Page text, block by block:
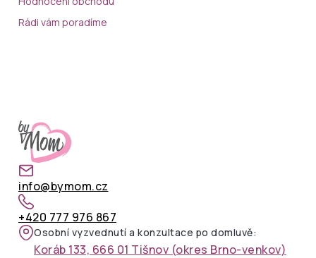
Rádi vám poradíme
info@bymom.cz
+420 777 976 867
Osobní vyzvednutí a konzultace po domluvě:
Koráb 133, 666 01 Tišnov (okres Brno-venkov)